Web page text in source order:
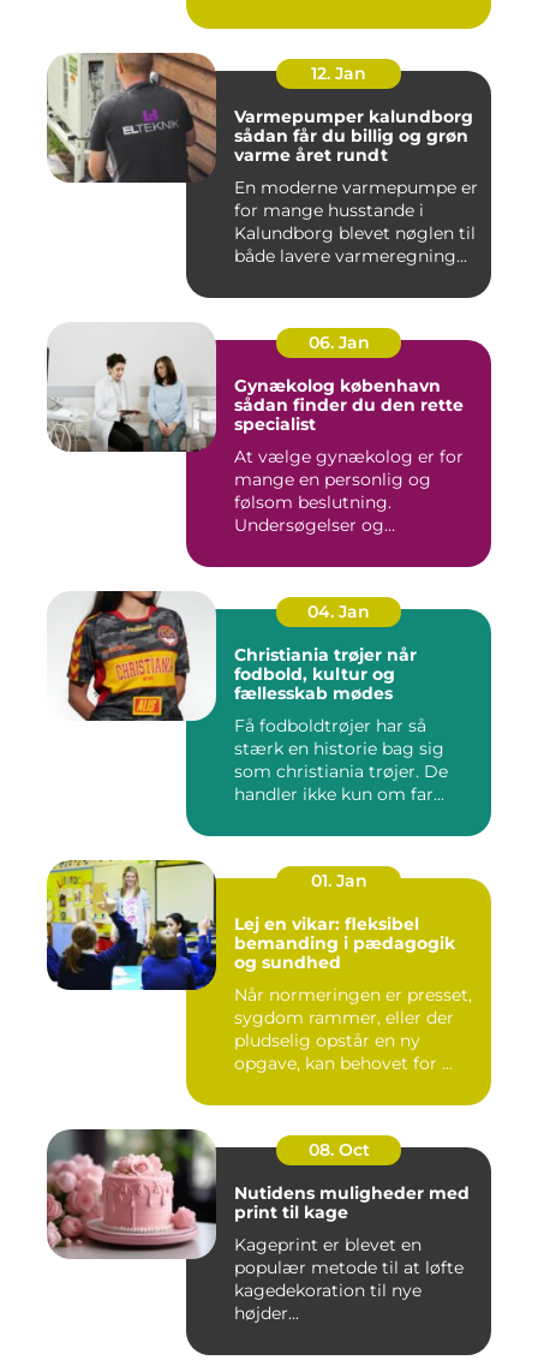
12. Jan
Varmepumper kalundborg
sådan får du billig og grøn
varme året rundt
En moderne varmepumpe er
for mange husstande i
Kalundborg blevet nøglen til
både lavere varmeregning...
06. Jan
Gynækolog københavn
sådan finder du den rette
specialist
At vælge gynækolog er for
mange en personlig og
følsom beslutning.
Undersøgelser og
04. Jan
Christiania trøjer når
fodbold, kultur og
fællesskab mødes
Få fodboldtrøjer har så
stærk en historie bag sig
som christiania trøjer. De
handler ikke kun om far...
01. Jan
Lej en vikar: fleksibel
bemanding i pædagogik
og sundhed
Når normeringen er presset,
sygdom rammer, eller der
pludselig opstår en ny
opgave, kan behovet for ...
08. Oct
Nutidens muligheder med
print til kage
Kageprint er blevet en
populær metode til at løfte
kagedekoration til nye
højder...